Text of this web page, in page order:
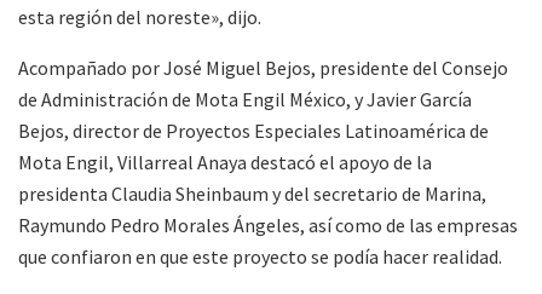
esta región del noreste», dijo.
Acompañado por José Miguel Bejos, presidente del Consejo
de Administración de Mota Engil México, y Javier García
Bejos, director de Proyectos Especiales Latinoamérica de
Mota Engil, Villarreal Anaya destacó el apoyo de la
presidenta Claudia Sheinbaum y del secretario de Marina,
Raymundo Pedro Morales Ángeles, así como de las empresas
que confiaron en que este proyecto se podía hacer realidad.